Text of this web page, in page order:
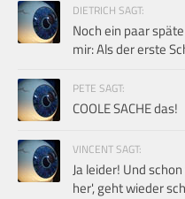
DIETRICH SAGT:
Noch ein paar
mir: Als der erste
PETE SAGT:
COOLE SACHE das!
VINCENT SAGT:
Ja leider! Und
her', geht wieder